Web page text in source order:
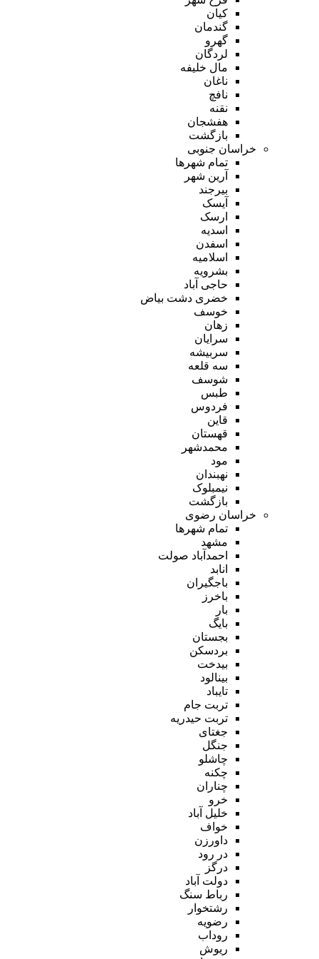
کیان
گندمان
گهرو
لردگان
مال خلیفه
ناغان
نافچ
نقنه
هفشجان
بازگشت
خراسان جنوبی
تمام شهر‌ها
آرین شهر
بیرجند
آیسک
ارسک
اسدیه
اسفدن
اسلامیه
بشرویه
حاجی آباد
خضری دشت بیاض
خوسف
زهان
سرایان
سربیشه
سه قلعه
شوسف
طبس
فردوس
قاین
قهستان
محمدشهر
مود
نهبندان
نیمبلوک
بازگشت
خراسان رضوی
تمام شهر‌ها
مشهد
احمدآباد صولت
انابد
باجگیران
باخرز
بار
بایگ
بجستان
بردسکن
بیدخت
بینالود
تایباد
تربت جام
تربت حیدریه
جغتای
جنگل
چاشلو
چکنه
چناران
خرو
خلیل آباد
خواف
داورزن
در رود
درگز
دولت آباد
رباط سنگ
رشتخوار
رضویه
روداب
ریوش